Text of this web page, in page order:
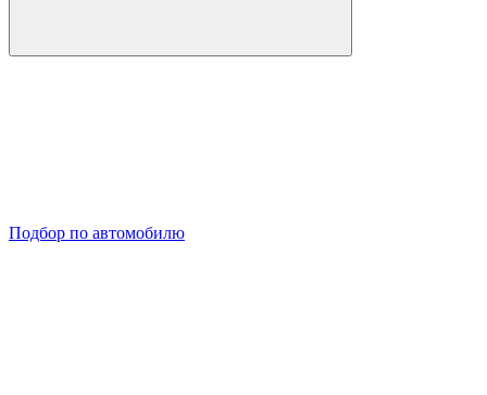
Подбор по автомобилю